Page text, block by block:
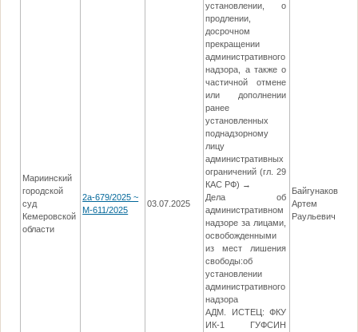
Мариинский
городской
суд
Кемеровской
области
2а-679/2025 ~
М-611/2025
03.07.2025
установлении, о
продлении,
досрочном
прекращении
административного
надзора, а также о
частичной отмене
или дополнении
ранее
установленных
поднадзорному
лицу
административных
ограничений (гл. 29
КАС РФ) →
Дела об
административном
надзоре за лицами,
освобожденными
из мест лишения
свободы:об
установлении
административного
надзора
АДМ. ИСТЕЦ: ФКУ
ИК-1 ГУФСИН
Байгунаков
Артем
Раульевич